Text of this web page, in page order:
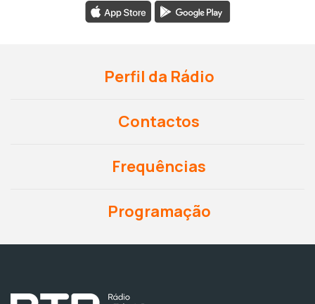
Perfil da Rádio
Contactos
Frequências
Programação